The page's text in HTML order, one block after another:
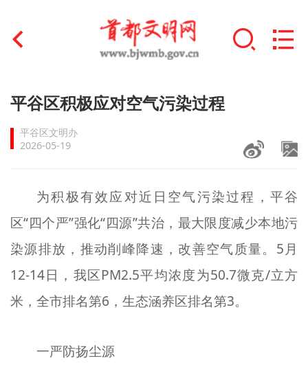
首页
文明创建
文明培育
+
未成年人思想道德建设
榜样人物
+
身边好人
北京宣传文化引导基金
平谷区积极应对空气污染过程
平谷区文明办
2026-05-19
为积极有效应对近日空气污染过程，平谷
区“四个严”强化“四源”共治，最大限度减少本地污
染源排放，推动削峰降速，改善空气质量。5月
12-14日，我区PM2.5平均浓度为50.7微克/立方
米，全市排名第6，生态涵养区排名第3。
一严防扬尘源